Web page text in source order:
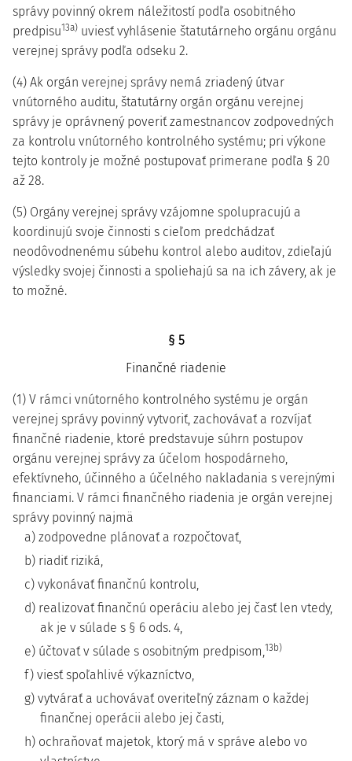
správy povinný okrem náležitostí podľa osobitného
predpisu13a) uviesť vyhlásenie štatutárneho orgánu orgánu
verejnej správy podľa odseku 2.
(4) Ak orgán verejnej správy nemá zriadený útvar
vnútorného auditu, štatutárny orgán orgánu verejnej
správy je oprávnený poveriť zamestnancov zodpovedných
za kontrolu vnútorného kontrolného systému; pri výkone
tejto kontroly je možné postupovať primerane podľa § 20
až 28.
(5) Orgány verejnej správy vzájomne spolupracujú a
koordinujú svoje činnosti s cieľom predchádzať
neodôvodnenému súbehu kontrol alebo auditov, zdieľajú
výsledky svojej činnosti a spoliehajú sa na ich závery, ak je
to možné.
§ 5
Finančné riadenie
(1) V rámci vnútorného kontrolného systému je orgán
verejnej správy povinný vytvoriť, zachovávať a rozvíjať
finančné riadenie, ktoré predstavuje súhrn postupov
orgánu verejnej správy za účelom hospodárneho,
efektívneho, účinného a účelného nakladania s verejnými
financiami. V rámci finančného riadenia je orgán verejnej
správy povinný najmä
a) zodpovedne plánovať a rozpočtovať,
b) riadiť riziká,
c) vykonávať finančnú kontrolu,
d) realizovať finančnú operáciu alebo jej časť len vtedy,
ak je v súlade s § 6 ods. 4,
e) účtovať v súlade s osobitným predpisom,13b)
f) viesť spoľahlivé výkazníctvo,
g) vytvárať a uchovávať overiteľný záznam o každej
finančnej operácii alebo jej časti,
h) ochraňovať majetok, ktorý má v správe alebo vo